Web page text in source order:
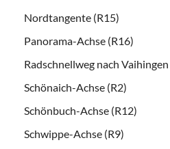
Nordtangente (R15)
Panorama-Achse (R16)
Radschnellweg nach
Schönaich-Achse (R2)
Schönbuch-Achse (R12)
Schwippe-Achse (R9)